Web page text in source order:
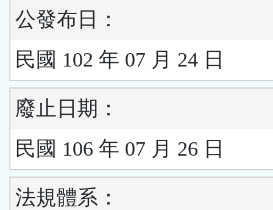
公發布日：
民國 102 年 07 月 24 日
廢止日期：
民國 106 年 07 月 26 日
法規體系：